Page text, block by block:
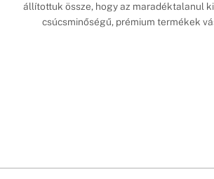
állítottuk össze, hogy az maradéktalanul
csúcsminőségű, prémium termékek